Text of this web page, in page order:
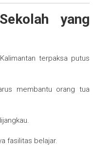
yang
terpaksa putus
membantu orang tua
fasilitas belajar.